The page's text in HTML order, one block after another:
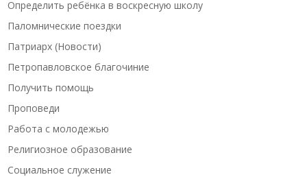
Определить ребёнка в воскресную школу
Паломнические поездки
Патриарх (Новости)
Петропавловское благочиние
Получить помощь
Проповеди
Работа с молодежью
Религиозное образование
Социальное служение